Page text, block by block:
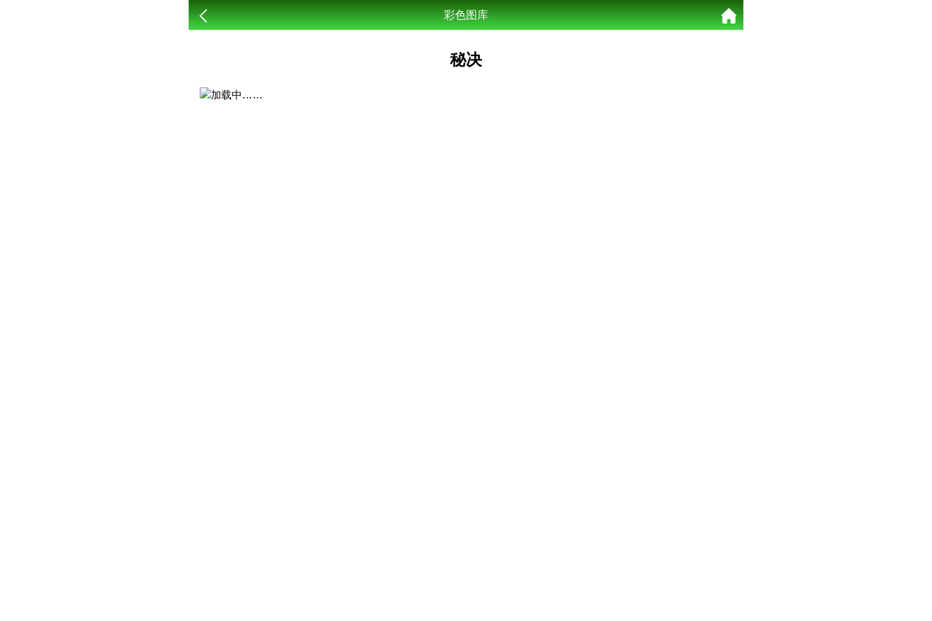
彩色图库
秘决